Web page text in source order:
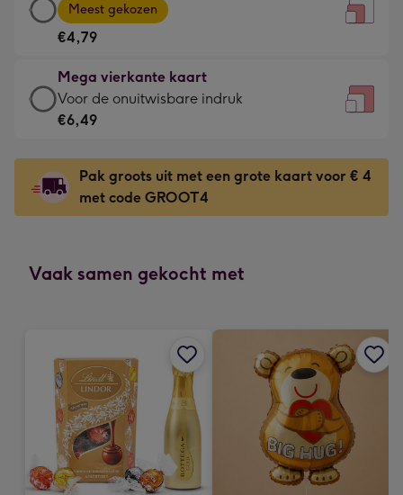
-
Voor
kleine
gelukwens
-
130
x
130
mm
vierkante
kaart
-
€4,79
-
Meest
-
Dimensions:
167
mm
Meest gekozen
€4,79
Mega vierkante kaart
Mega
vierkante
-
€6,49
-
onuitwisbare
240
x
240
mm
Voor de onuitwisbare indruk
€6,49
Pak groots uit met een grote kaart voor € 4
met code GROOT4
Vaak samen gekocht met